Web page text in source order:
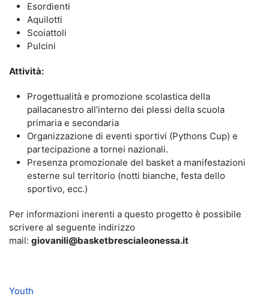
Esordienti
Aquilotti
Scoiattoli
Pulcini
Attività:
Progettualità e promozione scolastica della
pallacanestro all’interno dei plessi della scuola
primaria e secondaria
Organizzazione di eventi sportivi (Pythons Cup) e
partecipazione a tornei nazionali.
Presenza promozionale del basket a manifestazioni
esterne sul territorio (notti bianche, festa dello
sportivo, ecc.)
Per informazioni inerenti a questo progetto è possibile
scrivere al seguente indirizzo
mail: giovanili@basketbrescialeonessa.it
Youth